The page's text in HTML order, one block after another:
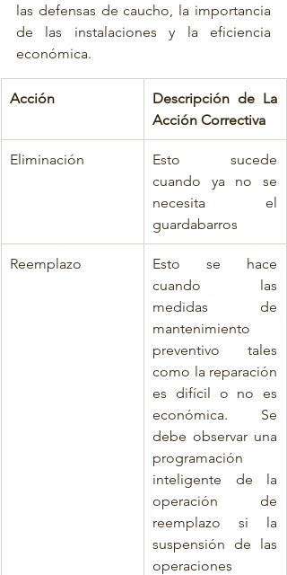
las defensas de caucho, la importancia
de las instalaciones y la eficiencia
económica.
Acción
Descripción de La
Acción Correctiva
Eliminación
Esto sucede
cuando ya no se
necesita el
guardabarros
Reemplazo
Esto se hace
cuando las
medidas de
mantenimiento
preventivo tales
como la reparación
es difícil o no es
económica. Se
debe observar una
programación
inteligente de la
operación de
reemplazo si la
suspensión de las
operaciones